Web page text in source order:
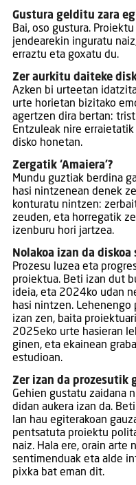
Gustura gelditu zara
Bai, oso gustura.
jendearekin inguratu
erraztu eta goxatu du.
Zer aurkitu daiteke
Azken bi urteetan
urte horietan bizitako
agertzen dira bertan:
Entzuleak nire
disko honetan.
Zergatik ‘Amaiera’?
Mundu guztiak berdina
hasi nintzenean denek
konturatu nintzen:
zeuden, eta horregatik
izenburu hori jartzea.
Nolakoa izan da diskoa
Prozesu luzea eta
proiektua. Beti izan dut
ideia, eta 2024ko udan
hasi nintzen.
izan zen, baita
2025eko urte hasieran
ginen, eta ekainean
estudioan.
Zer izan da prozesutik
Gehien gustatu zaidana
didan aukera izan da.
lan hau egiterakoan
pentsatuta proiektu
naiz. Hala ere, orain arte
sentimenduak eta alde
pixka bat eman dit.